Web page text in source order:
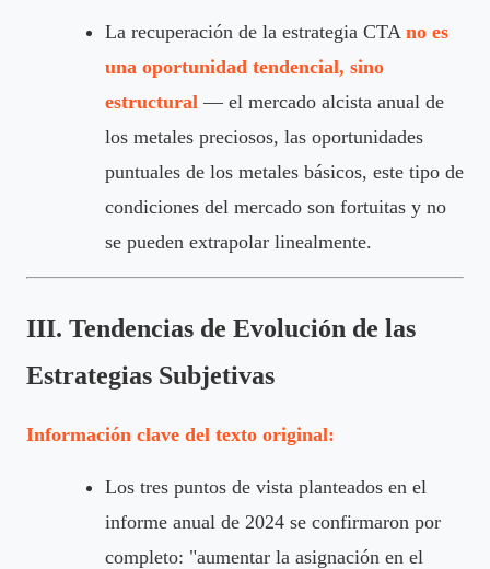
La recuperación de la estrategia CTA no es
una oportunidad tendencial, sino
estructural — el mercado alcista anual de
los metales preciosos, las oportunidades
puntuales de los metales básicos, este tipo de
condiciones del mercado son fortuitas y no
se pueden extrapolar linealmente.
III. Tendencias de Evolución de las
Estrategias Subjetivas
Información clave del texto original:
Los tres puntos de vista planteados en el
informe anual de 2024 se confirmaron por
completo: "aumentar la asignación en el